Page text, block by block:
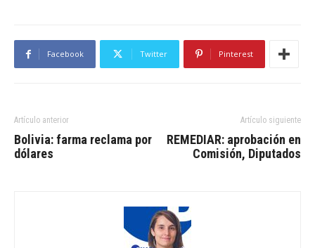
Facebook Twitter Pinterest
Artículo anterior
Bolivia: farma reclama por
dólares
Artículo siguiente
REMEDIAR: aprobación en
Comisión, Diputados